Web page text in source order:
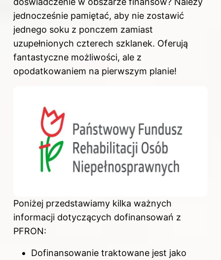
jednocześnie pamiętać, aby nie zostawić
jednego soku z ponczem zamiast
uzupełnionych czterech szklanek. Oferują
fantastyczne możliwości, ale z
opodatkowaniem na pierwszym planie!
Poniżej przedstawiamy kilka ważnych
informacji dotyczących dofinansowań z
PFRON:
Dofinansowanie traktowane jest jako